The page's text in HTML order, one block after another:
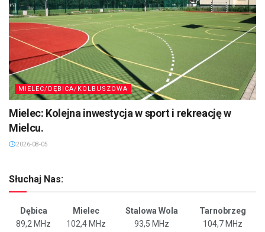
MIELEC/DĘBICA/KOLBUSZOWA
Mielec: Kolejna inwestycja w sport i rekreację w
Mielcu.
2026-08-05
Słuchaj Nas:
Dębica Mielec Stalowa Wola
Tarnobrzeg
89,2 MHz
102,4 MHz 93,5 MHz 104,7 MHz